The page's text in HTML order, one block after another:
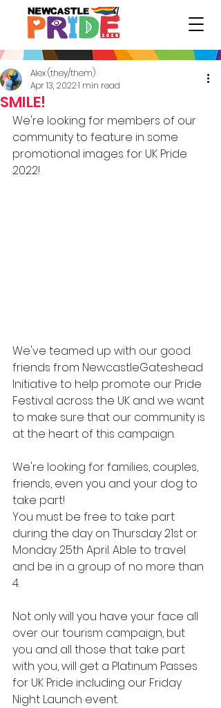
SMILE!
Alex (they/them)
Apr 13, 20221 min read
We're looking for members of our
community to feature in some
promotional images for UK Pride
2022!
We've teamed up with our good
friends from NewcastleGateshead
Initiative to help promote our Pride
Festival across the UK and we want
to make sure that our community is
at the heart of this campaign.
We're looking for families, couples,
friends, even you and your dog to
take part!
You must be free to take part
during the day on Thursday 21st or
Monday 25th April. Able to travel
and be in a group of no more than
4.
Not only will you have your face all
over our tourism campaign, but
you and all those that take part
with you, will get a Platinum Passes
for UK Pride including our Friday
Night Launch event.